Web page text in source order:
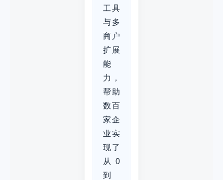
工具
与多
商户
扩展
能
力，
帮助
数百
家企
业实
现了
从0
到